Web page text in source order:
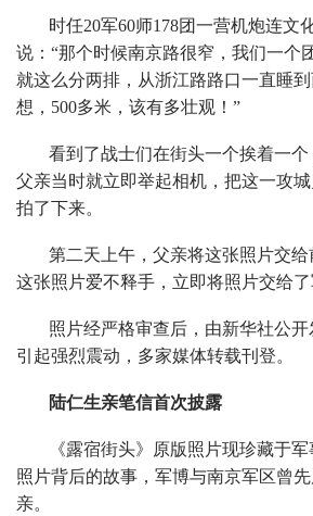
时任20军60师178团一营机炮连文
说：“那个时候南京路很窄，我们一个
就这么分两排，从浙江路路口一直睡
想，500多米，该有多壮观！”
看到了战士们在街头一个挨着一个
父亲当时就立即举起相机，把这一攻
拍了下来。
第二天上午，父亲将这张照片交给
这张照片爱不释手，立即将照片交给了
照片经严格审查后，由新华社公
引起强烈震动，多家媒体转载刊登。
陆仁生亲笔信首次披露
《露宿街头》原版照片现珍藏于
照片背后的故事，军博与南京军区曾
亲。